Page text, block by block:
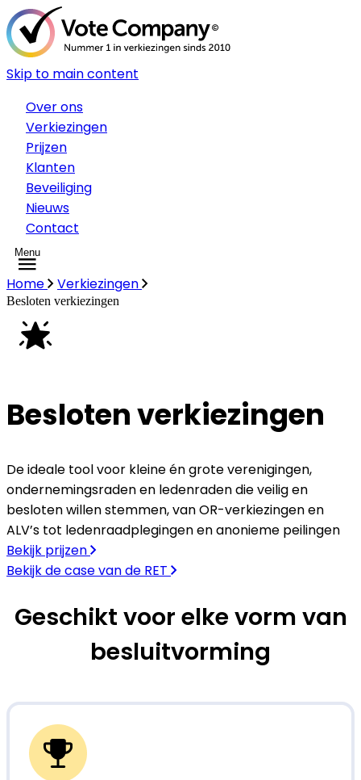
Skip to main content
Over ons
Verkiezingen
Prijzen
Klanten
Beveiliging
Nieuws
Contact
Menu
Home Verkiezingen
Besloten verkiezingen
Besloten verkiezingen
De ideale tool voor kleine én grote verenigingen,
ondernemingsraden en ledenraden die veilig en
besloten willen stemmen, van OR-verkiezingen en
ALV’s tot ledenraadplegingen en anonieme peilingen
Bekijk prijzen
Bekijk de case van de RET
Geschikt voor elke vorm van
besluitvorming